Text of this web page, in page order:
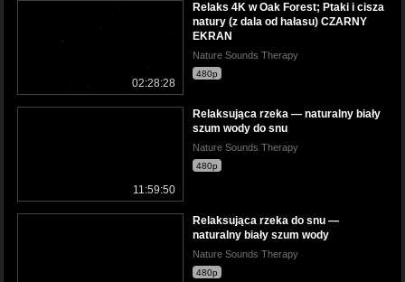
02:28:28
Relaks 4K w Oak Forest; Ptaki i cisza
natury (z dala od hałasu) CZARNY
EKRAN
Nature Sounds Therapy
480p
11:59:50
Relaksująca rzeka — naturalny biały
szum wody do snu
Nature Sounds Therapy
480p
Relaksująca rzeka do snu —
naturalny biały szum wody
Nature Sounds Therapy
480p